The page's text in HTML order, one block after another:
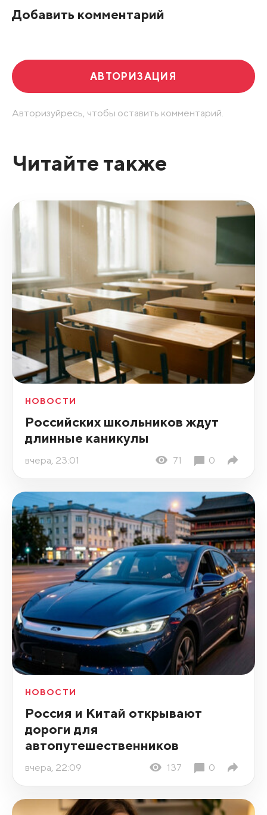
Добавить комментарий
АВТОРИЗАЦИЯ
Авторизуйресь, чтобы оставить комментарий.
Читайте также
НОВОСТИ
Российских школьников ждут
длинные каникулы
вчера, 23:01 71 0
НОВОСТИ
Россия и Китай открывают
дороги для
автопутешественников
вчера, 22:09 137 0